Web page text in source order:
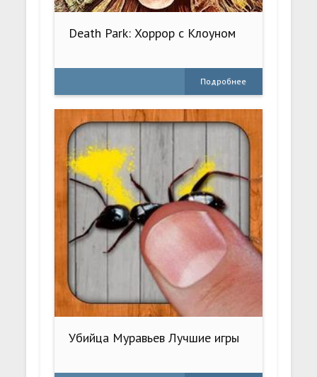
Death Park: Хоррор с Клоуном
Подробнее
Убийца Муравьев Лучшие игры